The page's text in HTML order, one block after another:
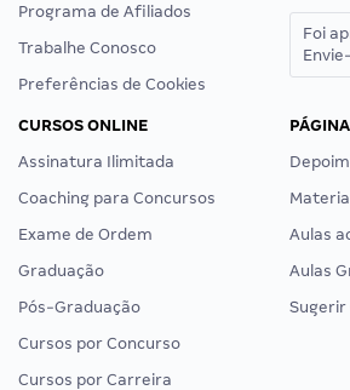
Programa de Afiliados
Trabalhe Conosco
Preferências de Cookies
Foi
CURSOS ONLINE
Assinatura Ilimitada
Coaching para Concursos
Exame de Ordem
Graduação
Pós-Graduação
Cursos por Concurso
Cursos por Carreira
Aulas
Aulas
Sugerir